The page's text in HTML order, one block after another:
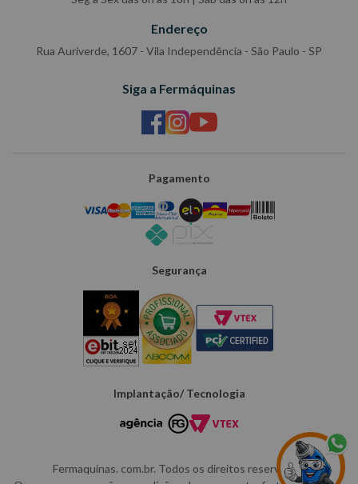
Endereço
Rua Auriverde, 1607 - Vila Independência - São Paulo - SP
Siga a Fermáquinas
Pagamento
Segurança
Implantação/ Tecnologia
Fermaquinas. com.br. Todos os direitos reservados.